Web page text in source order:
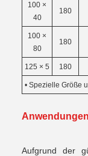
100 ×
40
180
100 ×
80
180
125 × 5 180
• Spezielle Größe
Aufgrund der